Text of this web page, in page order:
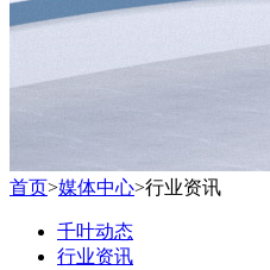
首页>媒体中心>行业资讯
千叶动态
行业资讯